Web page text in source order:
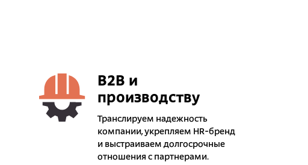
B2B и
производству
Транслируем надежность
компании, укрепляем HR-бренд
и выстраиваем долгосрочные
отношения с партнерами.